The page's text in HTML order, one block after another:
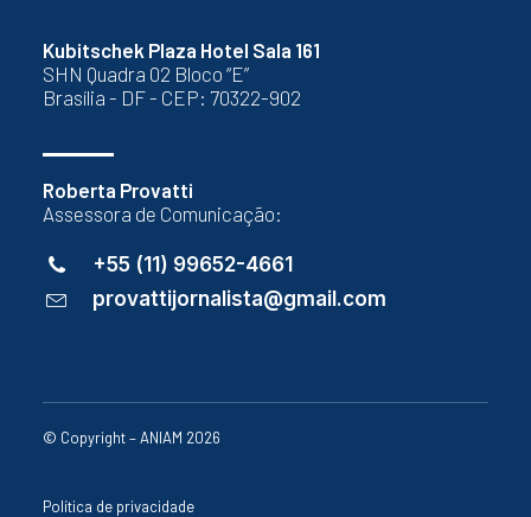
Kubitschek Plaza Hotel Sala 161
SHN Quadra 02 Bloco “E”
Brasília - DF - CEP: 70322-902
Roberta Provatti
Assessora de Comunicação:
+55 (11) 99652-4661
provattijornalista@gmail.com
© Copyright – ANIAM 2026
Política de privacidade